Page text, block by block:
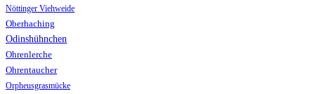
Nöttinger Viehweide
Oberhaching
Odinshühnchen
Ohrenlerche
Ohrentaucher
Orpheusgrasmücke